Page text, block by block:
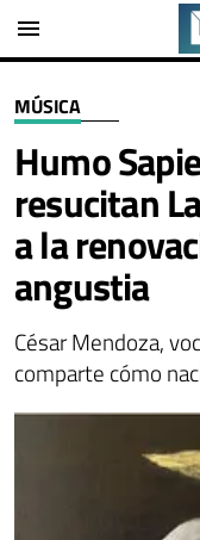
menu
MÚSICA
Humo
resucitan
a la
angustia
César Mendoza,
comparte cómo